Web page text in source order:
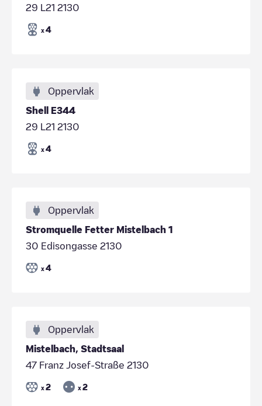
29 L21 2130
x 4
Oppervlak
Shell E344
29 L21 2130
x 4
Oppervlak
Stromquelle Fetter Mistelbach 1
30 Edisongasse 2130
x 4
Oppervlak
Mistelbach, Stadtsaal
47 Franz Josef-Straße 2130
x 2 x 2